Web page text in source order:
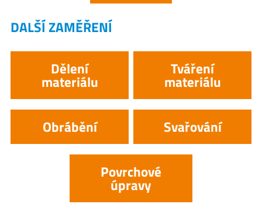
DALŠÍ ZAMĚŘENÍ
Dělení
materiálu
Tváření
materiálu
Obrábění Svařování
Povrchové
úpravy